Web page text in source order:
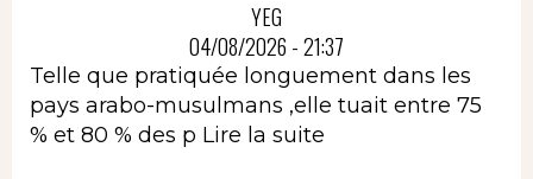
YEG
04/08/2026 - 21:37
Telle que pratiquée longuement dans les
pays arabo-musulmans ,elle tuait entre 75
% et 80 % des p Lire la suite